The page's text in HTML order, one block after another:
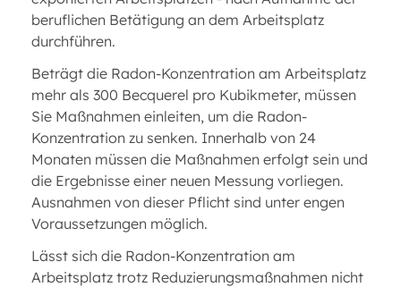
beruflichen Betätigung an dem Arbeitsplatz
durchführen.
Beträgt die Radon-Konzentration am Arbeitsplatz
mehr als 300 Becquerel pro Kubikmeter, müssen
Sie Maßnahmen einleiten, um die Radon-
Konzentration zu senken. Innerhalb von 24
Monaten müssen die Maßnahmen erfolgt sein und
die Ergebnisse einer neuen Messung vorliegen.
Ausnahmen von dieser Pflicht sind unter engen
Voraussetzungen möglich.
Lässt sich die Radon-Konzentration am
Arbeitsplatz trotz Reduzierungsmaßnahmen nicht